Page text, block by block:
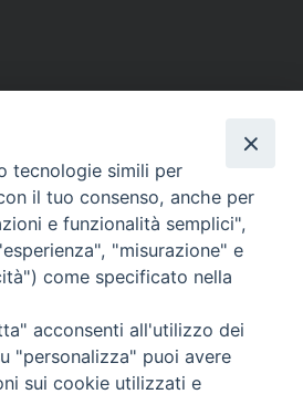
DI ALBANO
- Fax.: 06.9323844
al Venerdì Ore: 9:00 - 13:00
e Venerdì, Ore 9:30 - 12:30
tecnologie simili per
il tuo consenso, anche per
e funzionalità semplici",
"misurazione" e
come specificato nella
acconsenti all'utilizzo dei
"personalizza" puoi avere
sui cookie utilizzati e